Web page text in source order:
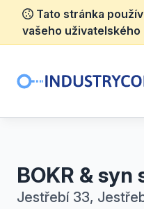
Tato stránka
vašeho uživatelského
BOKR & syn
Jestřebí 33,